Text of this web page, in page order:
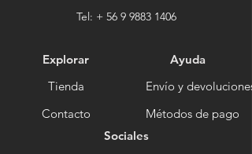
Tel: + 56 9 9883 1406
Explorar
Tienda
Contacto
Ayuda
Envío y devoluciones
Métodos de pago
Sociales